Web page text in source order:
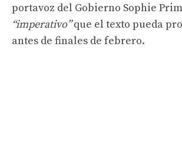
portavoz del Gobierno Sophie
“imperativo”que el texto pueda
antes de finales de febrero.